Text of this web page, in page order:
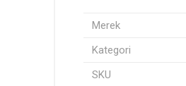
Merek
Kategori
SKU